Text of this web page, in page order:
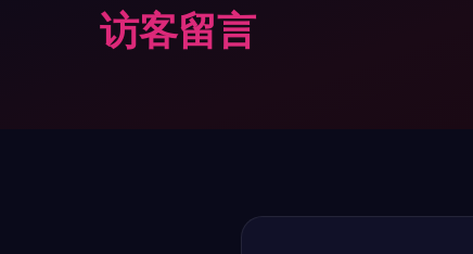
访客留言